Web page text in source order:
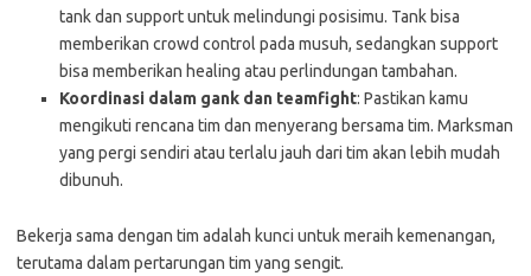
tank dan support untuk melindungi posisimu. Tank bisa
memberikan crowd control pada musuh, sedangkan support
bisa memberikan healing atau perlindungan tambahan.
Koordinasi dalam gank dan teamfight: Pastikan kamu
mengikuti rencana tim dan menyerang bersama tim. Marksman
yang pergi sendiri atau terlalu jauh dari tim akan lebih mudah
dibunuh.
Bekerja sama dengan tim adalah kunci untuk meraih kemenangan,
terutama dalam pertarungan tim yang sengit.